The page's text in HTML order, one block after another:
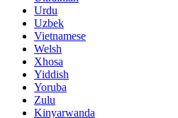
Urdu
Uzbek
Vietnamese
Welsh
Xhosa
Yiddish
Yoruba
Zulu
Kinyarwanda